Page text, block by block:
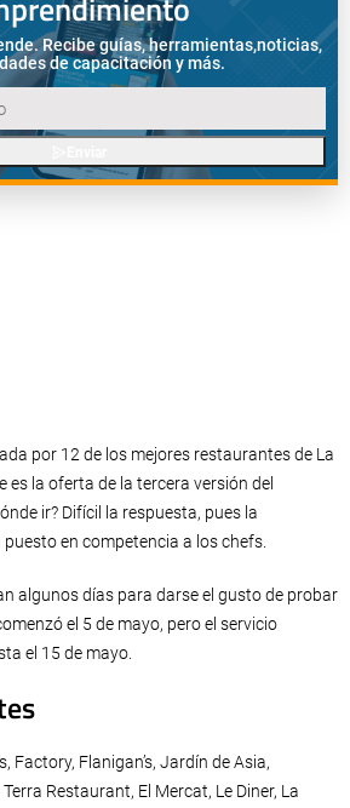
Recibe guías, herramientas,noticias,
de capacitación y más.
por 12 de los mejores restaurantes de La
es la oferta de la tercera versión del
ir? Difícil la respuesta, pues la
en competencia a los chefs.
algunos días para darse el gusto de probar
el 5 de mayo, pero el servicio
el 15 de mayo.
Factory, Flanigan’s, Jardín de Asia,
Restaurant, El Mercat, Le Diner, La